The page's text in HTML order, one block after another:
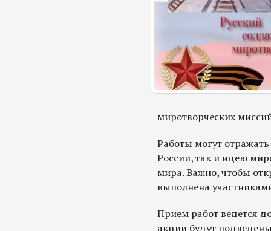
миротворческих
Работы могут
России, так и идею
мира. Важно, чтобы
выполнена
Прием работ ведется
акции будут